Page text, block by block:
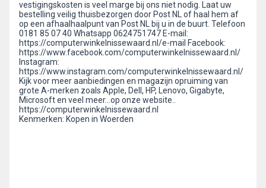
vestigingskosten is veel marge bij ons niet nodig. Laat uw
bestelling veilig thuisbezorgen door Post NL of haal hem af
op een afhaalhaalpunt van Post NL bij u in de buurt. Telefoon
0181 85 07 40 Whatsapp 0624751747 E-mail:
https://computerwinkelnissewaard.nl/e-mail Facebook:
https://www.facebook.com/computerwinkelnissewaard.nl/
Instagram:
https://www.instagram.com/computerwinkelnissewaard.nl/
Kijk voor meer aanbiedingen en magazijn opruiming van
grote A-merken zoals Apple, Dell, HP, Lenovo, Gigabyte,
Microsoft en veel meer...op onze website..
https://computerwinkelnissewaard.nl
Kenmerken: Kopen in Woerden